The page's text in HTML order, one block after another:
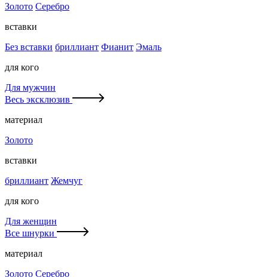
Золото Серебро
вставки
Без вставки бриллиант Фианит Эмаль
для кого
Для мужчин
Весь эксклюзив
материал
Золото
вставки
бриллиант Жемчуг
для кого
Для женщин
Все шнурки
материал
Золото Серебро